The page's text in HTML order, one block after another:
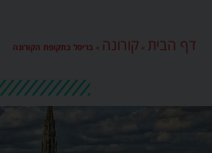
דף הבית » קורונה » בריסל בתקופת הקורונה